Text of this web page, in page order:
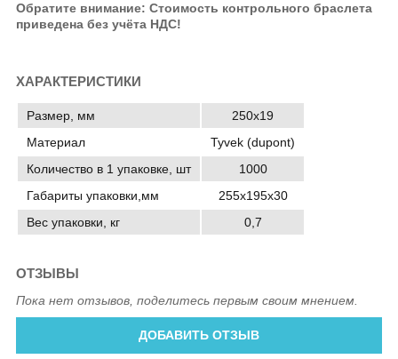
Обратите внимание: Стоимость контрольного браслета
приведена без учёта НДС!
ХАРАКТЕРИСТИКИ
Размер, мм
250х19
Материал
Tyvek (dupont)
Количество в 1 упаковке, шт
1000
Габариты упаковки,мм
255х195х30
Вес упаковки, кг
0,7
ОТЗЫВЫ
Пока нет отзывов, поделитесь первым своим мнением.
ДОБАВИТЬ ОТЗЫВ